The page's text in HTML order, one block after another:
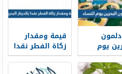
يوم
قيمة ومقدار
زكاة الفطر نقدا
بالدينار
البحريني 2026